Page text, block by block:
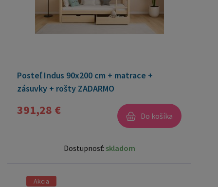
Posteľ Indus 90x200 cm + matrace +
zásuvky + rošty ZADARMO
391,28 € Do košíka
Dostupnosť: skladom
Akcia